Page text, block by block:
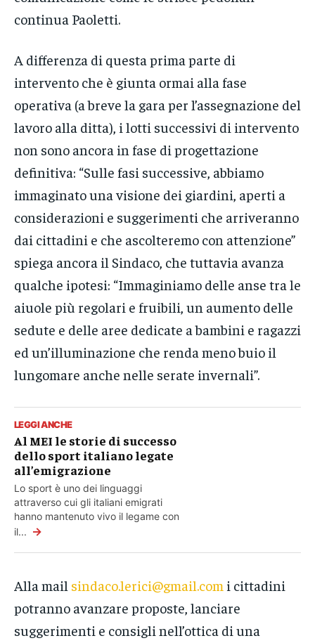
continua Paoletti.
A differenza di questa prima parte di
intervento che è giunta ormai alla fase
operativa (a breve la gara per l’assegnazione del
lavoro alla ditta), i lotti successivi di intervento
non sono ancora in fase di progettazione
definitiva: “Sulle fasi successive, abbiamo
immaginato una visione dei giardini, aperti a
considerazioni e suggerimenti che arriveranno
dai cittadini e che ascolteremo con attenzione”
spiega ancora il Sindaco, che tuttavia avanza
qualche ipotesi: “Immaginiamo delle anse tra le
aiuole più regolari e fruibili, un aumento delle
sedute e delle aree dedicate a bambini e ragazzi
ed un’illuminazione che renda meno buio il
lungomare anche nelle serate invernali”.
LEGGI ANCHE
Al MEI le storie di successo
dello sport italiano legate
all’emigrazione
Lo sport è uno dei linguaggi
attraverso cui gli italiani emigrati
hanno mantenuto vivo il legame con
il... →
Alla mail sindaco.lerici@gmail.com i cittadini
potranno avanzare proposte, lanciare
suggerimenti e consigli nell’ottica di una